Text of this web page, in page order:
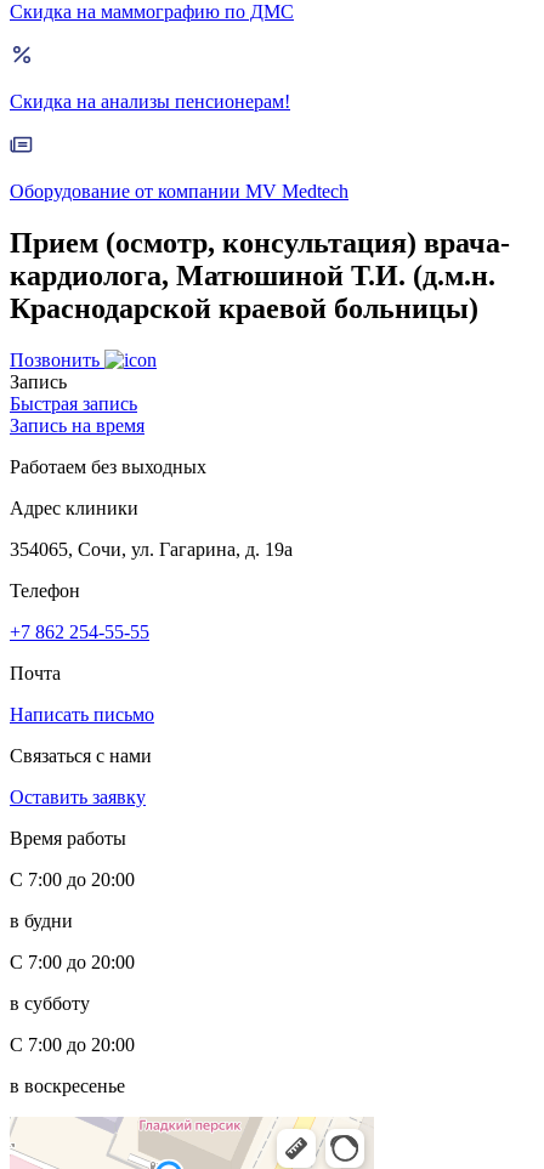
Скидка на маммографию по ДМС
Скидка на анализы пенсионерам!
Оборудование от компании MV Medtech
Прием (осмотр, консультация) врача-
кардиолога, Матюшиной Т.И. (д.м.н.
Краснодарской краевой больницы)
Позвонить
Запись
Быстрая запись
Запись на время
Работаем без выходных
Адрес клиники
354065, Сочи, ул. Гагарина, д. 19а
Телефон
+7 862 254-55-55
Почта
Написать письмо
Связаться с нами
Оставить заявку
Время работы
С 7:00 до 20:00
в будни
С 7:00 до 20:00
в субботу
С 7:00 до 20:00
в воскресенье